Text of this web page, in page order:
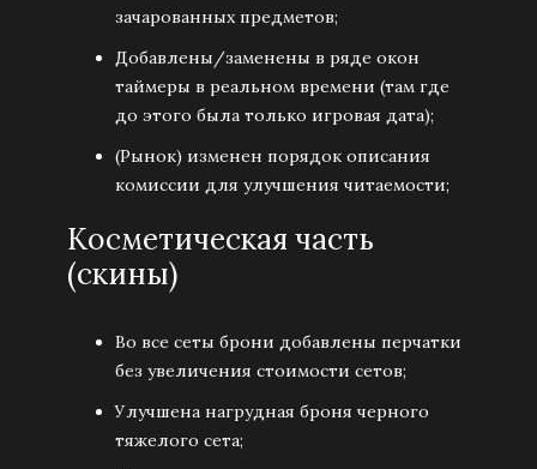
зачарованных предметов;
Добавлены/заменены в ряде окон
таймеры в реальном времени (там где
до этого была только игровая дата);
(Рынок) изменен порядок описания
комиссии для улучшения читаемости;
Косметическая часть
(скины)
Во все сеты брони добавлены перчатки
без увеличения стоимости сетов;
Улучшена нагрудная броня черного
тяжелого сета;